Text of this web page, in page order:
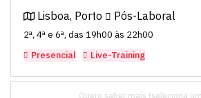
Lisboa, Porto Pós-Laboral
2ª, 4ª e 6ª, das 19h00 às 22h00
Presencial
Live-Training
Quero saber mais